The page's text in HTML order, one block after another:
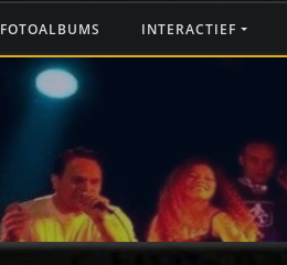
FOTOALBUMS INTERACTIEF